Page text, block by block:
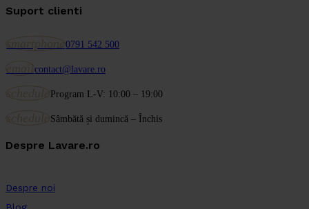
Suport clienti
0791 542 500
contact@lavare.ro
Program L-V: 10:00 – 19:00
Sâmbătă și dumincă – Închis
Despre Lavare.ro
Despre noi